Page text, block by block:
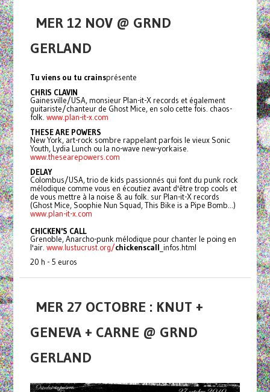
MER 12 NOV @ GRND
GERLAND
Tu viens ou tu crainsprésente
CHRIS CLAVIN
Gainesville/USA, monsieur Plan-it-X records et également
guitariste/chanteur de Ghost Mice, en solo cette fois. chaos-
folk. www.plan-it-x.com
THESEARE POWERS
New York, art-rock sombre rappelant parfois le vieux Sonic
Youth, Lydia Lunch ou la no-wave new-yorkaise.
www.thesearepowers.com
DELAY
Colombus/USA, trio de kids passionnés qui font du punk rock
mélodique comme vous en écoutiez avant d'être trop cools et
de vous mettre à la noise & au folk. sur Plan-it-X records
(Ghost Mice, Soophie Nun Squad, This Bike is a Pipe Bomb...)
www.plan-it-x.com
CHICKEN'S CALL
Grenoble, Anarcho-punk mélodique pour chanter le poing en
l'air. www.lustucrust.org/chickenscall _infos.html
20 h - 5 euros
MER 27 OCTOBRE : KNUT +
GENEVA + CARNE @ GRND
GERLAND